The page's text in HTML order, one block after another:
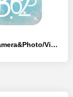
B623 Camera&Photo/Video Editor